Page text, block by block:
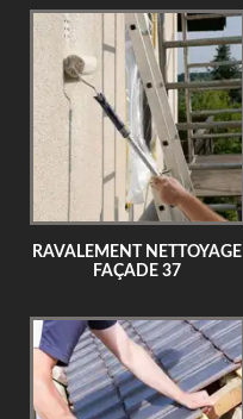
RAVALEMENT NETTOYAGE
FAÇADE 37